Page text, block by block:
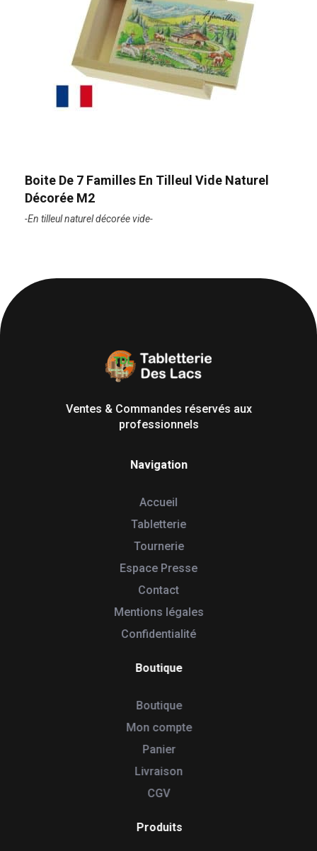
Boite De 7 Familles En Tilleul Vide Naturel
Décorée M2
-En tilleul naturel décorée vide-
Ventes & Commandes réservés aux
professionnels
Navigation
Accueil
Tabletterie
Tournerie
Espace Presse
Contact
Mentions légales
Confidentialité
Boutique
Boutique
Mon compte
Panier
Livraison
CGV
Produits